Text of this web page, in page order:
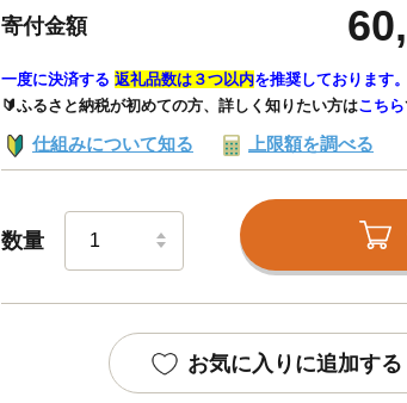
寄付金額
一度に決済する 返礼品数は３つ以内を推奨しております。
🔰ふるさと納税が初めての方、詳しく知りたい方はこちら
仕組みについて知る 上限額を調べる
数量
お気に入りに追加する